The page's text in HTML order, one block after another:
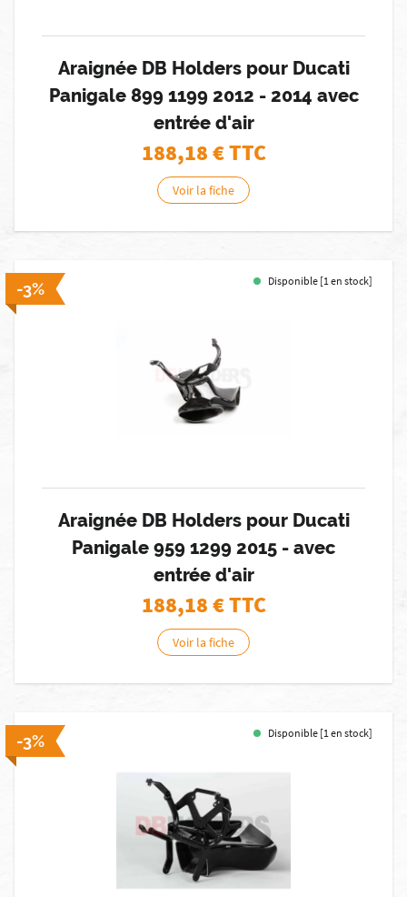
Araignée DB Holders pour Ducati
Panigale 899 1199 2012 - 2014 avec
entrée d'air
188,18€ TTC
Voir la fiche
-3% Disponible [1 en stock]
Araignée DB Holders pour Ducati
Panigale 959 1299 2015 - avec
entrée d'air
188,18€ TTC
Voir la fiche
-3% Disponible [1 en stock]